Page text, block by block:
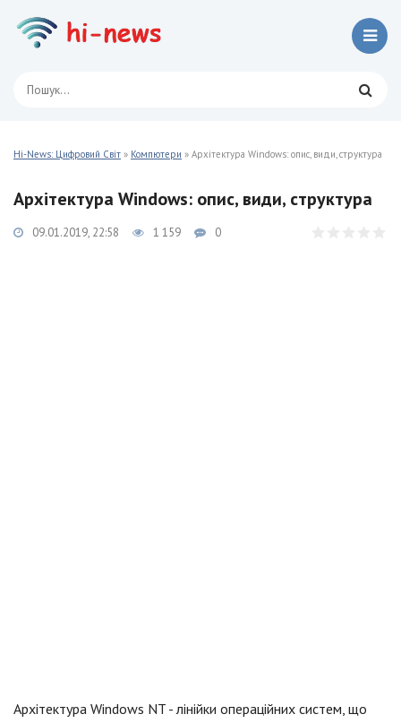
Hi-News: Цифровий Світ » Компютери » Архітектура Windows: опис, види, структура
Архітектура Windows: опис, види, структура
09.01.2019, 22:58 1 159 0
Архітектура Windows NT - лінійки операційних систем, що